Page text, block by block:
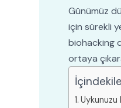
Günümüz
için sürekli
biohacking
ortaya
Uykunuzu